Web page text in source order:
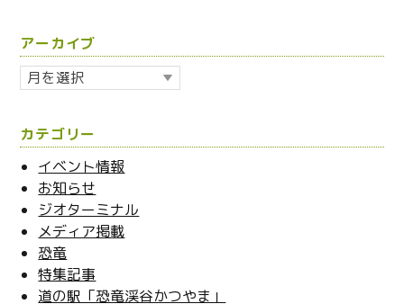
アーカイブ
ア
イ
ブ
カテゴリー
イベント情報
お知らせ
ジオターミナル
メディア掲載
恐竜
特集記事
道の駅「恐竜渓谷かつやま」